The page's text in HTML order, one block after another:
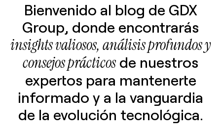
Bienvenido al blog de GDX
Group, donde encontrarás
insights valiosos, análisis profundos y
consejos prácticos de nuestros
expertos para mantenerte
informado y a la vanguardia
de la evolución tecnológica.